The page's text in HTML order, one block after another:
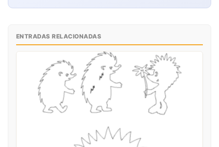
ENTRADAS RELACIONADAS